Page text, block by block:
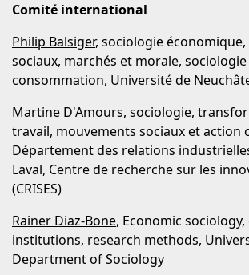
Comité international
Philip Balsiger, sociologie
sociaux, marchés et morale, sociologie
consommation, Université de
Martine D'Amours, sociologie,
travail, mouvements sociaux et action
Département des relations
Laval, Centre de recherche sur les
(CRISES)
Rainer Diaz-Bone, Economic
institutions, research methods,
Department of Sociology